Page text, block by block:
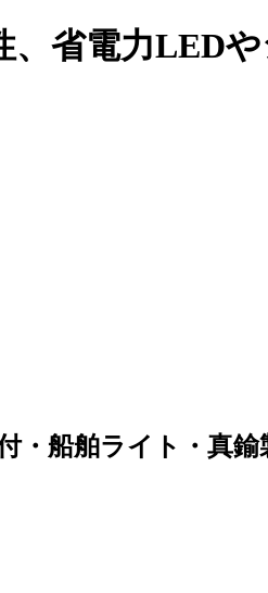
、省電力LED
・船舶ライト・真鍮